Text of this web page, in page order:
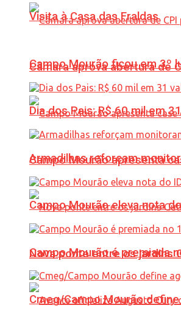
Câmara aprova abertura de
Campo Mourão apresenta
Nova ponte entre os jardins
Visita à Casa das Fraldas
Campo Mourão ficou em 3º
Dia dos Pais: R$ 60 mil em
Armadilhas reforçam
Campo Mourão eleva nota
Campo Mourão é premiada
Cmeg/Campo Mourão